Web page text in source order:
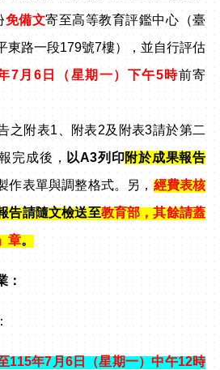
免備文寄至高等教育評鑑中心（臺
東路一段179號7樓），並自行評估
7月6日（星期一）下午5時前寄
之附表1、附表2及附表3請於第二
完成後， 以A3列印附於成果報告
作表單與調整格式。另， 經費表核
告請隨文檢送至教育部，其餘請蓋
章。
：
115年7 月6日（星期一）中午12時